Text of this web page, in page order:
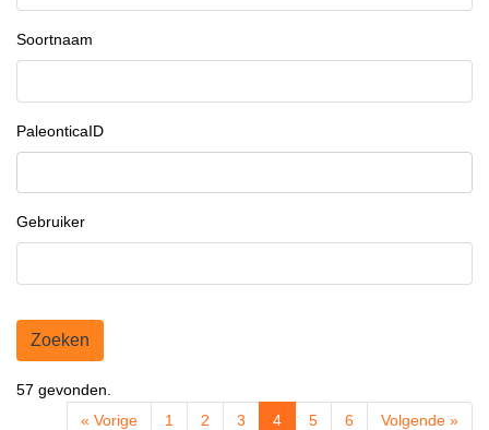
Soortnaam
PaleonticaID
Gebruiker
Zoeken
57 gevonden.
« Vorige
1 2 3 4 5 6 Volgende »